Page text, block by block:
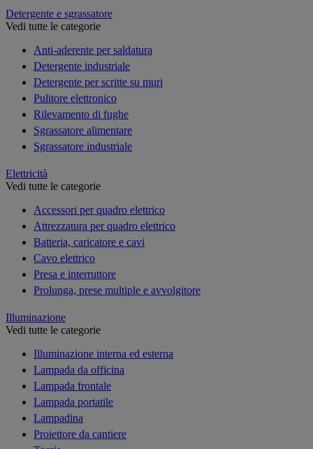
Detergente e sgrassatore
Vedi tutte le categorie
Anti-aderente per saldatura
Detergente industriale
Detergente per scritte su muri
Pulitore elettronico
Rilevamento di fughe
Sgrassatore alimentare
Sgrassatore industriale
Elettricità
Vedi tutte le categorie
Accessori per quadro elettrico
Attrezzatura per quadro elettrico
Batteria, caricatore e cavi
Cavo elettrico
Presa e interruttore
Prolunga, prese multiple e avvolgitore
Illuminazione
Vedi tutte le categorie
Illuminazione interna ed esterna
Lampada da officina
Lampada frontale
Lampada portatile
Lampadina
Proiettore da cantiere